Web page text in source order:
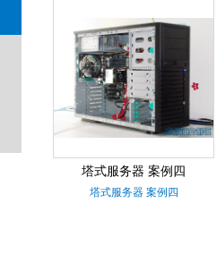
塔式服务器 案例四
塔式服务器 案例四